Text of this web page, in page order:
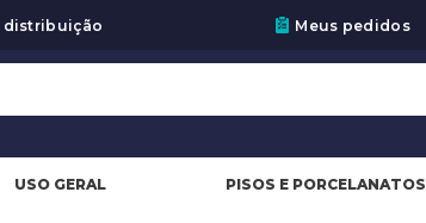
distribuição Meus pedidos
USO GERAL PISOS E PORCELANATOS